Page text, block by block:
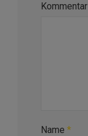
Kommentar
Name *